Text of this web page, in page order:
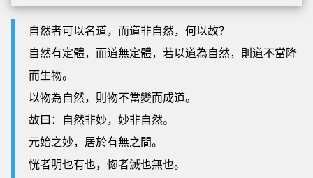
自然者可以名道，而道非自然，何以故？
自然有定體，而道無定體，若以道為自然，則道不當降
而生物。
以物為自然，則物不當變而成道。
故曰：自然非妙，妙非自然。
元始之妙，居於有無之間。
恍者明也有也，惚者滅也無也。